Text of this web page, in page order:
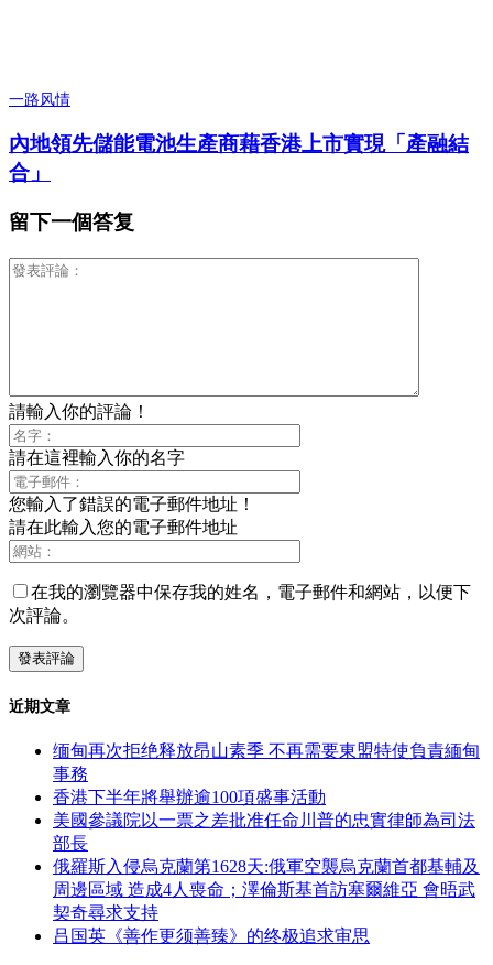
一路风情
內地領先儲能電池生產商藉香港上市實現「產融結
合」
留下一個答复
請輸入你的評論！
請在這裡輸入你的名字
您輸入了錯誤的電子郵件地址！
請在此輸入您的電子郵件地址
在我的瀏覽器中保存我的姓名，電子郵件和網站，以便下
次評論。
近期文章
缅甸再次拒绝释放昂山素季 不再需要東盟特使負責緬甸
事務
香港下半年將舉辦逾100項盛事活動
美國參議院以一票之差批准任命川普的忠實律師為司法
部長
俄羅斯入侵烏克蘭第1628天:俄軍空襲烏克蘭首都基輔及
周邊區域 造成4人喪命；澤倫斯基首訪塞爾維亞 會晤武
契奇尋求支持
吕国英《善作更须善臻》的终极追求审思